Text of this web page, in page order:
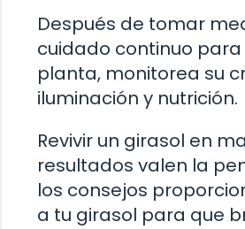
Después de tomar
cuidado continuo
planta, monitorea su
iluminación y nutrición.
Revivir un girasol en
resultados valen la
los consejos
a tu girasol para que